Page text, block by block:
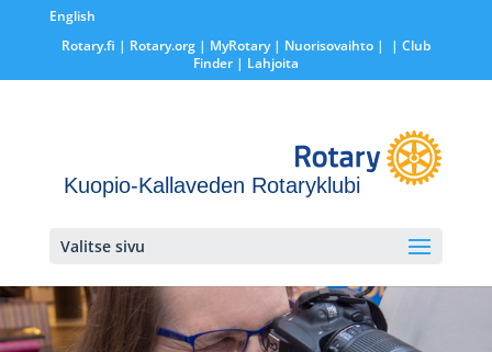
English
Rotary.fi | Rotary.org| MyRotary | Nuorisovaihto|
| Club
Finder| Lahjoita
Kuopio-Kallaveden Rotaryklubi
Valitse sivu